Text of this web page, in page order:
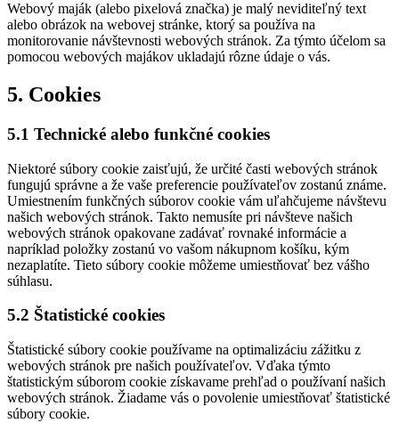
Webový maják (alebo pixelová značka) je malý neviditeľný text
alebo obrázok na webovej stránke, ktorý sa používa na
monitorovanie návštevnosti webových stránok. Za týmto účelom sa
pomocou webových majákov ukladajú rôzne údaje o vás.
5. Cookies
5.1 Technické alebo funkčné cookies
Niektoré súbory cookie zaisťujú, že určité časti webových stránok
fungujú správne a že vaše preferencie používateľov zostanú známe.
Umiestnením funkčných súborov cookie vám uľahčujeme návštevu
našich webových stránok. Takto nemusíte pri návšteve našich
webových stránok opakovane zadávať rovnaké informácie a
napríklad položky zostanú vo vašom nákupnom košíku, kým
nezaplatíte. Tieto súbory cookie môžeme umiestňovať bez vášho
súhlasu.
5.2 Štatistické cookies
Štatistické súbory cookie používame na optimalizáciu zážitku z
webových stránok pre našich používateľov. Vďaka týmto
štatistickým súborom cookie získavame prehľad o používaní našich
webových stránok. Žiadame vás o povolenie umiestňovať štatistické
súbory cookie.